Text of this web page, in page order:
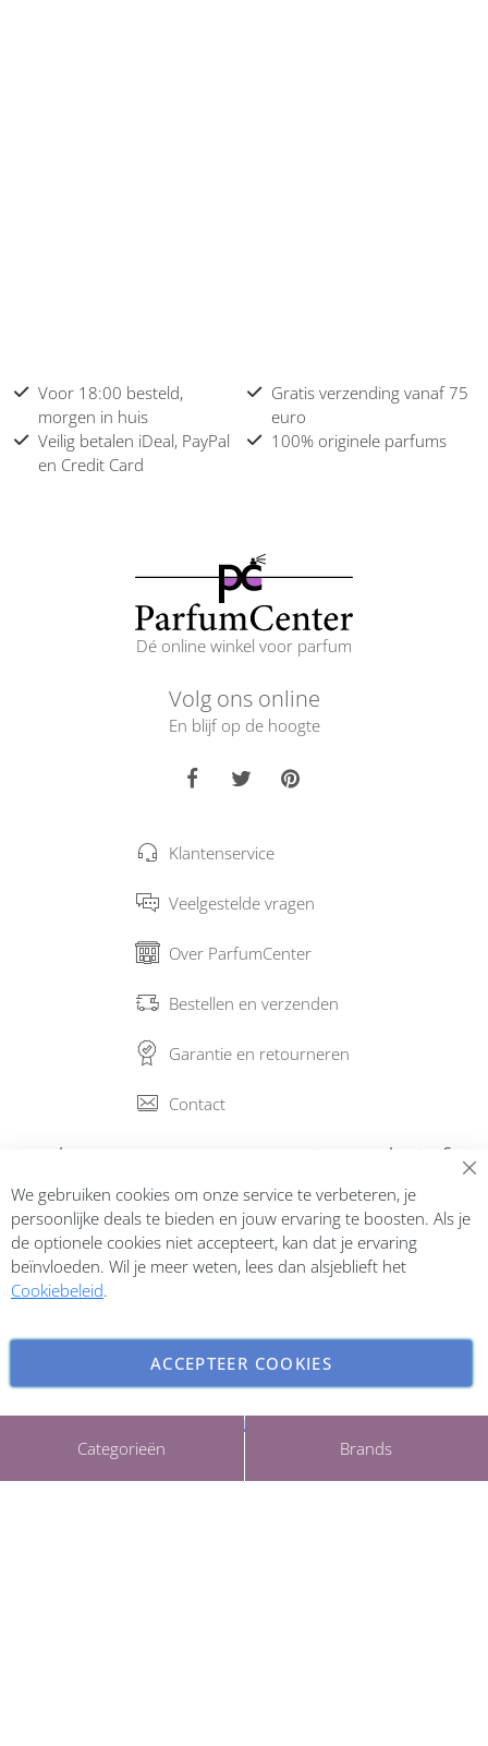
Categorieën Brands
Voor 18:00 besteld,
morgen in huis
Gratis verzending vanaf 75
euro
Veilig betalen iDeal, PayPal
en Credit Card
100% originele parfums
Dé online winkel voor parfum
Volg ons online
En blijf op de hoogte
Klantenservice
Veelgestelde vragen
Over ParfumCenter
Bestellen en verzenden
Garantie en retourneren
Contact
Abonneer op onze nieuwsbrief
Inschrijven
Copyright © 2026 ParfumCenter.nl. All rights reserved.
We gebruiken cookies om onze service te verbeteren, je
persoonlijke deals te bieden en jouw ervaring te boosten. Als je
de optionele cookies niet accepteert, kan dat je ervaring
beïnvloeden. Wil je meer weten, lees dan alsjeblieft het
Cookiebeleid.
ACCEPTEER COOKIES
INSTELLINGEN AANPASSEN